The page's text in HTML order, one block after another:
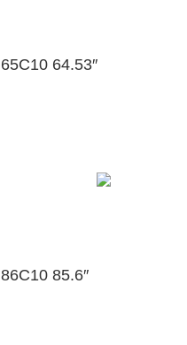
65C10 64.53″
86C10 85.6″